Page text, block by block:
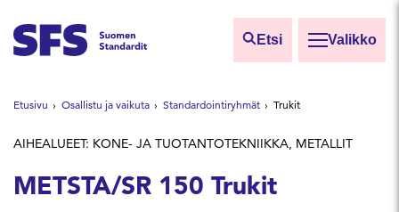
Etsi Valikko
Etsi sivuilta
Hae hakutermillä
Etusivu Osallistu ja vaikuta Standardointiryhmät Trukit
AIHEALUEET: KONE- JA TUOTANTOTEKNIIKKA, METALLIT
METSTA/SR 150 Trukit